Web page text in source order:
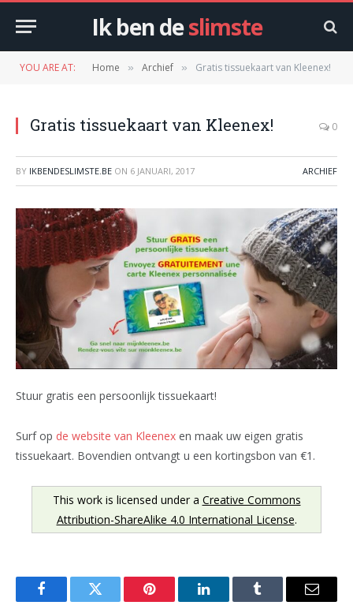
Ik ben deslimste
YOU ARE AT: Home » Archief » Gratis tissuekaart van Kleenex!
Gratis tissuekaart van Kleenex! 0
BY IKBENDESLIMSTE.BE ON 6 JANUARI, 2017 ARCHIEF
Stuur gratis een persoonlijk tissuekaart!
Surf op de website van Kleenex en maak uw eigen gratis
tissuekaart. Bovendien ontvangt u een kortingsbon van €1.
This work is licensed under a Creative Commons
Attribution-ShareAlike 4.0 International License.
FacebookTwitter Pinterest LinkedInTumblr Email